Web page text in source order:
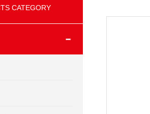
CATEGORY